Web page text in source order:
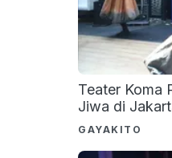
Teater Koma
Jiwa di
GAYAKITO